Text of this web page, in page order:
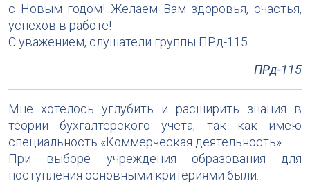
с Новым годом! Желаем Вам здоровья, счастья,
успехов в работе!
С уважением, слушатели группы ПРд-115.
ПРд-115
Мне хотелось углубить и расширить знания в
теории бухгалтерского учета, так как имею
специальность «Коммерческая деятельность».
При выборе учреждения образования для
поступления основными критериями были: